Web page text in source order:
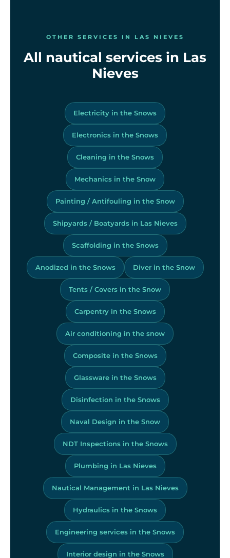
OTHER SERVICES IN LAS NIEVES
All nautical services in Las
Nieves
Electricity in the Snows
Electronics in the Snows
Cleaning in the Snows
Mechanics in the Snow
Painting / Antifouling in the Snow
Shipyards / Boatyards in Las Nieves
Scaffolding in the Snows
Anodized in the Snows Diver in the Snow
Tents / Covers in the Snow
Carpentry in the Snows
Air conditioning in the snow
Composite in the Snows
Glassware in the Snows
Disinfection in the Snows
Naval Design in the Snow
NDT Inspections in the Snows
Plumbing in Las Nieves
Nautical Management in Las Nieves
Hydraulics in the Snows
Engineering services in the Snows
Interior design in the Snows